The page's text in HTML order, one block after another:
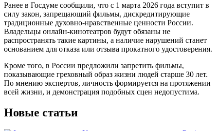
Ранее в Госдуме сообщили, что с 1 марта 2026 года вступит в
силу закон, запрещающий фильмы, дискредитирующие
традиционные духовно-нравственные ценности России.
Владельцы онлайн-кинотеатров будут обязаны не
распространять такие картины, а наличие нарушений станет
основанием для отказа или отзыва прокатного удостоверения.
Кроме того, в России предложили запретить фильмы,
показывающие греховный образ жизни людей старше 30 лет.
По мнению экспертов, личность формируется на протяжении
всей жизни, и демонстрация подобных сцен недопустима.
Новые статьи